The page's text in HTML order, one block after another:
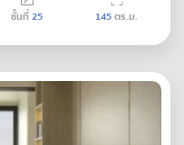
ชั้นที่25 145ตร.ม.